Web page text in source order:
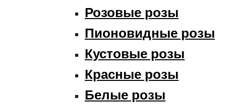
Розовые розы
Пионовидные розы
Кустовые розы
Красные розы
Белые розы